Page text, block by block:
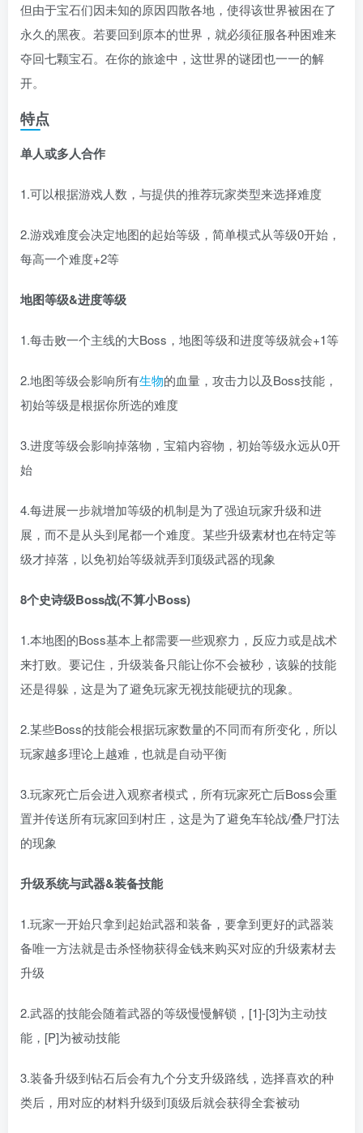
但由于宝石们因未知的原因四散各地，使得该世界被困在了
永久的黑夜。若要回到原本的世界，就必须征服各种困难来
夺回七颗宝石。在你的旅途中，这世界的谜团也一一的解
开。
特点
单人或多人合作
1.可以根据游戏人数，与提供的推荐玩家类型来选择难度
2.游戏难度会决定地图的起始等级，简单模式从等级0开始，
每高一个难度+2等
地图等级&进度等级
1.每击败一个主线的大Boss，地图等级和进度等级就会+1等
2.地图等级会影响所有生物的血量，攻击力以及Boss技能，
初始等级是根据你所选的难度
3.进度等级会影响掉落物，宝箱内容物，初始等级永远从0开
始
4.每进展一步就增加等级的机制是为了强迫玩家升级和进
展，而不是从头到尾都一个难度。某些升级素材也在特定等
级才掉落，以免初始等级就弄到顶级武器的现象
8个史诗级Boss战(不算小Boss)
1.本地图的Boss基本上都需要一些观察力，反应力或是战术
来打败。要记住，升级装备只能让你不会被秒，该躲的技能
还是得躲，这是为了避免玩家无视技能硬抗的现象。
2.某些Boss的技能会根据玩家数量的不同而有所变化，所以
玩家越多理论上越难，也就是自动平衡
3.玩家死亡后会进入观察者模式，所有玩家死亡后Boss会重
置并传送所有玩家回到村庄，这是为了避免车轮战/叠尸打法
的现象
升级系统与武器&装备技能
1.玩家一开始只拿到起始武器和装备，要拿到更好的武器装
备唯一方法就是击杀怪物获得金钱来购买对应的升级素材去
升级
2.武器的技能会随着武器的等级慢慢解锁，[1]-[3]为主动技
能，[P]为被动技能
3.装备升级到钻石后会有九个分支升级路线，选择喜欢的种
类后，用对应的材料升级到顶级后就会获得全套被动